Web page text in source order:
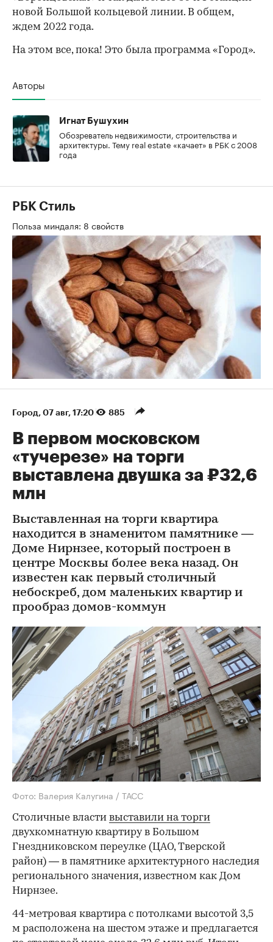
новой Большой кольцевой линии. В общем,
ждем 2022 года.
На этом все, пока! Это была программа «Город».
Авторы
Игнат Бушухин
Обозреватель недвижимости, строительства и
архитектуры. Тему real estate «качает» в РБК с 2008
года
РБК Стиль
Польза миндаля: 8 свойств
Город 07 авг, 17:20 885
В первом московском
«тучерезе» на торги
выставлена двушка за ₽32,6
млн
Выставленная на торги квартира
находится в знаменитом памятнике —
Доме Нирнзее, который построен в
центре Москвы более века назад. Он
известен как первый столичный
небоскреб, дом маленьких квартир и
прообраз домов-коммун
Фото: Валерия Калугина / ТАСС
Столичные власти выставили на торги
двухкомнатную квартиру в Большом
Гнездниковском переулке (ЦАО, Тверской
район) — в памятнике архитектурного наследия
регионального значения, известном как Дом
Нирнзее.
44-метровая квартира с потолками высотой 3,5
м расположена на шестом этаже и предлагается